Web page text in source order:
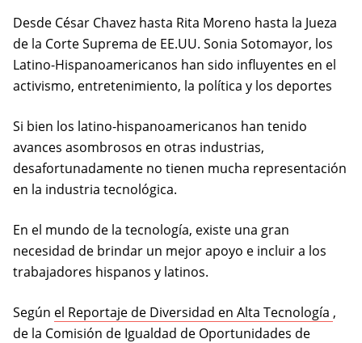
Desde César Chavez hasta Rita Moreno hasta la Jueza
de la Corte Suprema de EE.UU. Sonia Sotomayor, los
Latino-Hispanoamericanos han sido influyentes en el
activismo, entretenimiento, la política y los deportes
Si bien los latino-hispanoamericanos han tenido
avances asombrosos en otras industrias,
desafortunadamente no tienen mucha representación
en la industria tecnológica.
En el mundo de la tecnología, existe una gran
necesidad de brindar un mejor apoyo e incluir a los
trabajadores hispanos y latinos.
Según el Reportaje de Diversidad en Alta Tecnología ,
de la Comisión de Igualdad de Oportunidades de